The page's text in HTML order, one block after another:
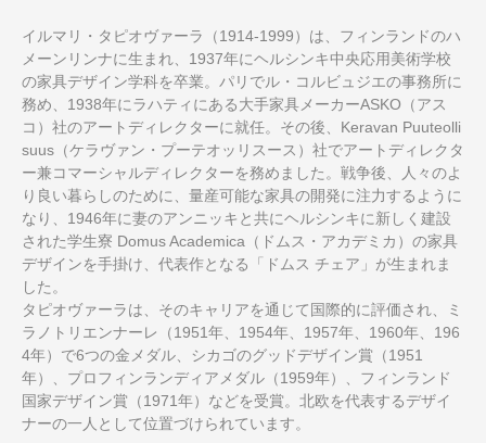
イルマリ・タピオヴァーラ（1914-1999）は、フィンランドのハ
メーンリンナに生まれ、1937年にヘルシンキ中央応用美術学校
の家具デザイン学科を卒業。パリでル・コルビュジエの事務所に
務め、1938年にラハティにある大手家具メーカーASKO（アス
コ）社のアートディレクターに就任。その後、Keravan Puuteolli
suus（ケラヴァン・プーテオッリスース）社でアートディレクタ
ー兼コマーシャルディレクターを務めました。戦争後、人々のよ
り良い暮らしのために、量産可能な家具の開発に注力するように
なり、1946年に妻のアンニッキと共にヘルシンキに新しく建設
された学生寮 Domus Academica（ドムス・アカデミカ）の家具
デザインを手掛け、代表作となる「ドムス チェア」が生まれま
した。
タピオヴァーラは、そのキャリアを通じて国際的に評価され、ミ
ラノトリエンナーレ（1951年、1954年、1957年、1960年、196
4年）で6つの金メダル、シカゴのグッドデザイン賞（1951
年）、プロフィンランディアメダル（1959年）、フィンランド
国家デザイン賞（1971年）などを受賞。北欧を代表するデザイ
ナーの一人として位置づけられています。